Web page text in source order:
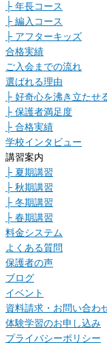
├ 年長コース
├ 編入コース
├ アフターキッズ
合格実績
ご入会までの流れ
選ばれる理由
├ 好奇心を沸き立たせ
├ 保護者満足度
├ 合格実績
学校インタビュー
講習案内
├ 夏期講習
├ 秋期講習
├ 冬期講習
├ 春期講習
料金システム
よくある質問
保護者の声
ブログ
イベント
資料請求・お問い合わ
体験学習のお申し込み
プライバシーポリシー